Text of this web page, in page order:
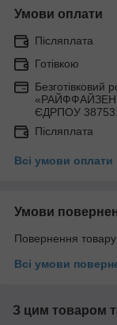
Умови оплати
Післяплата
Готівкою
Безготівковий
«РАЙФФАЙЗЕН
ЄДРПОУ
Післяплата
Всі умови оплати
Умови
Повернення
Всі умови
З цим товаром